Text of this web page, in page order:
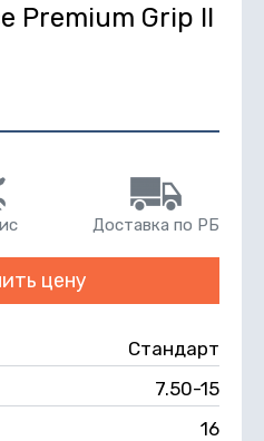
Premium Grip II
Доставка по РБ
цену
Стандарт
7.50-15
16